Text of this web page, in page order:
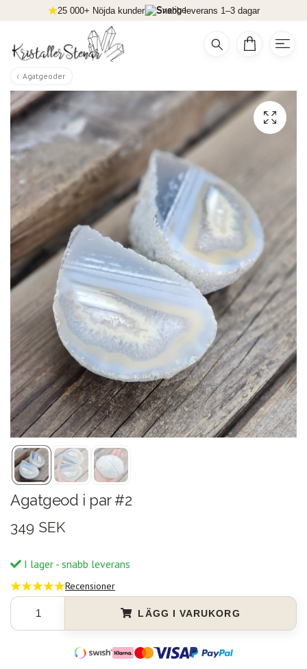
25 000+ Nöjda kunder Snabb leverans 1–3 dagar
Agatgeoder
Agatgeod i par #2
349 SEK
I lager - snabb leverans
Recensioner
LÄGG I VARUKORG